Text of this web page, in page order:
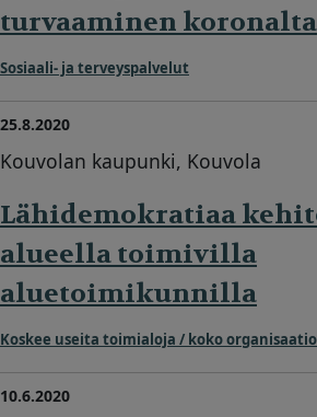
turvaaminen koronalta
Sosiaali- ja terveyspalvelut
25.8.2020
Kouvolan kaupunki, Kouvola
Lähidemokratiaa
alueella toimivilla
aluetoimikunnilla
Koskee useita toimialoja / koko
10.6.2020